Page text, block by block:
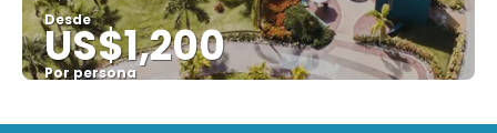
Desde
US$1,200
Por persona